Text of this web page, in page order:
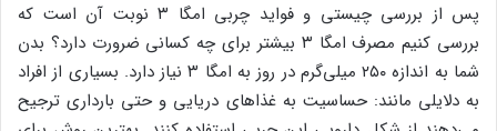
پس از بررسی چیستی و فواید چربی امگا ۳ نوبت آن است که
بررسی کنیم مصرف امگا ۳ بیشتر برای چه کسانی ضرورت دارد؟ بدن
شما به اندازه ۲۵۰ میلی‌گرم در روز به امگا ۳ نیاز دارد. بسیاری از افراد
به دلایلی مانند: حساسیت به غذاهای دریایی و حتی بارداری ترجیح